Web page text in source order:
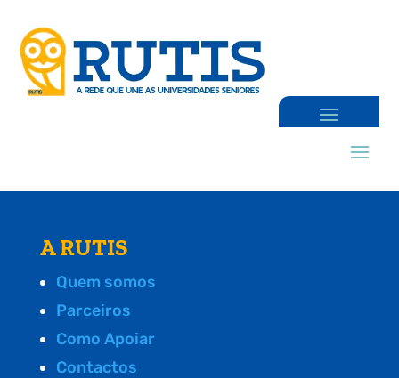
A RUTIS
Quem somos
Parceiros
Como Apoiar
Contactos